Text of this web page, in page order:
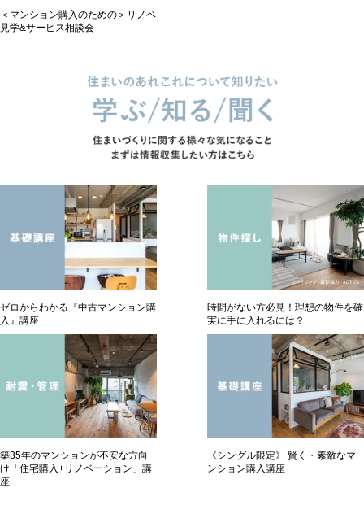
＜マンション購入のための＞リノベ
見学&サービス相談会
ゼロからわかる『中古マンション購
入』講座
時間がない方必見！理想の物件を確
実に手に入れるには？
築35年のマンションが不安な方向
け「住宅購入+リノベーション」講
座
《シングル限定》 賢く・素敵なマ
ンション購入講座